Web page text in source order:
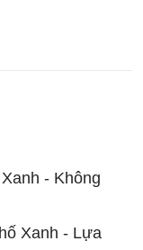
- Không
Xanh - Lựa